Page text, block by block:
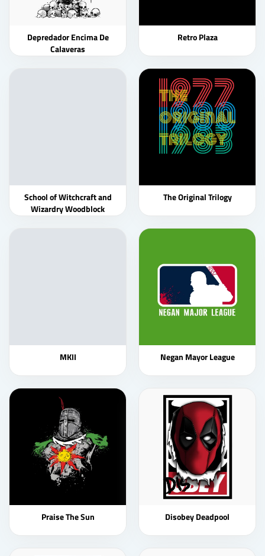
Depredador Encima De
Calaveras
Retro Plaza
School of Witchcraft and
Wizardry Woodblock
The Original Trilogy
MKII Negan Mayor League
Praise The Sun Disobey Deadpool